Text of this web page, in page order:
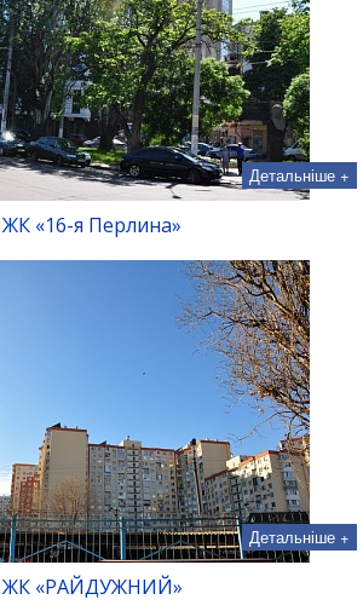
Детальніше +
ЖК «16-я Перлина»
Детальніше +
ЖК «РАЙДУЖНИЙ»